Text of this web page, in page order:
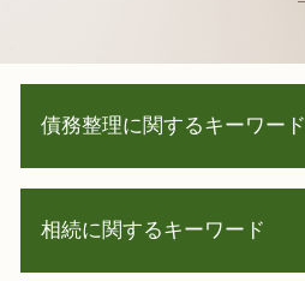
債務整理に関するキーワード
過払い金 訴訟
相続に関するキーワード